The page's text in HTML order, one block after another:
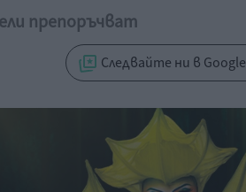
препоръчват
Следвайте ни в Google